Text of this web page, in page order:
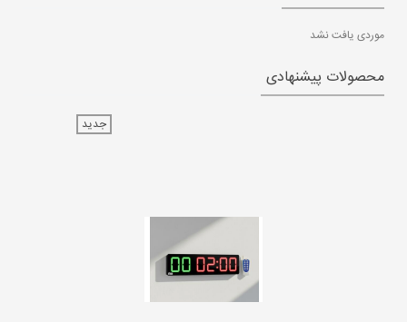
موردی یافت نشد
محصولات پیشنهادی
جدید